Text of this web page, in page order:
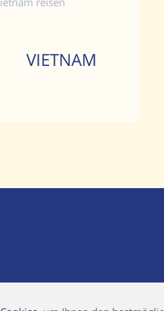
VIETNAM